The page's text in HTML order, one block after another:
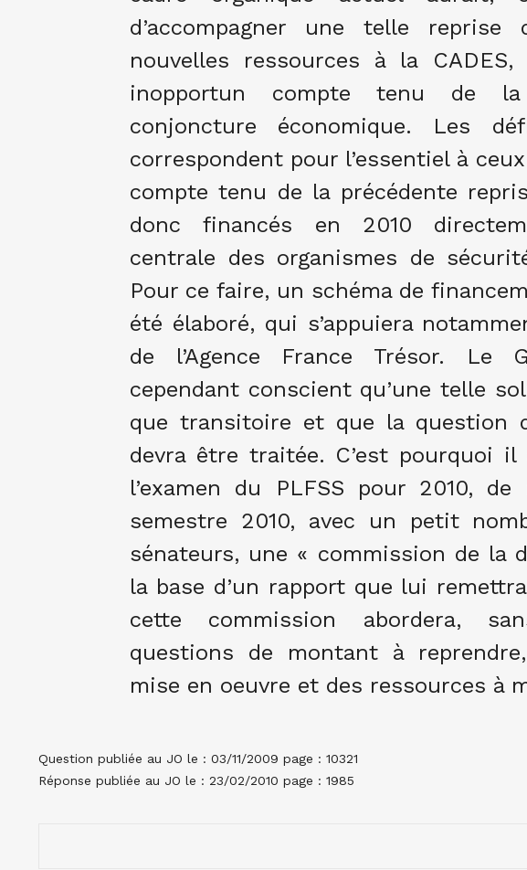
d’accompagner une telle reprise
nouvelles ressources à la
inopportun compte tenu de
conjoncture économique. Les
correspondent pour l’essentiel à
compte tenu de la précédente
donc financés en 2010
centrale des organismes de
Pour ce faire, un schéma de
été élaboré, qui s’appuiera
de l’Agence France Trésor. Le
cependant conscient qu’une telle
que transitoire et que la question
devra être traitée. C’est pourquoi il
l’examen du PLFSS pour 2010,
semestre 2010, avec un petit
sénateurs, une « commission de la
la base d’un rapport que lui
cette commission abordera,
questions de montant à
mise en oeuvre et des ressources à
Question publiée au JO le : 03/11/2009 page : 10321
Réponse publiée au JO le : 23/02/2010 page : 1985